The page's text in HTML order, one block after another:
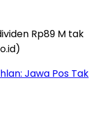
Jawa Pos Tak